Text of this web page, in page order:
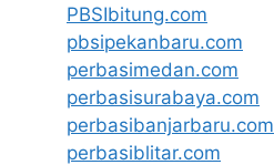
PBSIbitung.com
pbsipekanbaru.com
perbasimedan.com
perbasisurabaya.com
perbasibanjarbaru.com
perbasiblitar.com